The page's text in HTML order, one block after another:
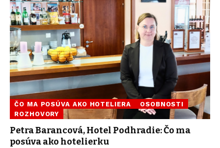
ČO MA POSÚVA AKO HOTELIERA
OSOBNOSTI
ROZHOVORY
Petra Barancová, Hotel Podhradie: Čo ma
posúva ako hotelierku